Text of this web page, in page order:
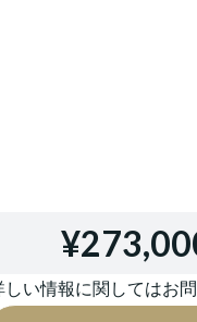
しい情報に関してはお